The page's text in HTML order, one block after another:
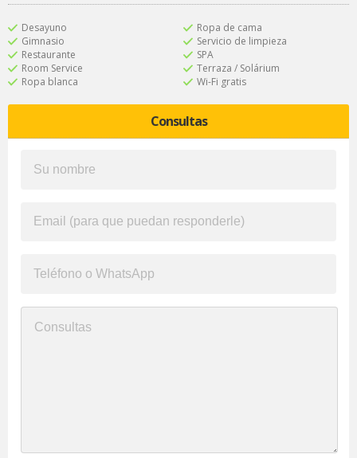
Desayuno
Gimnasio
Restaurante
Room Service
Ropa blanca
Ropa de cama
Servicio de limpieza
SPA
Terraza / Solárium
Wi-Fi gratis
Consultas